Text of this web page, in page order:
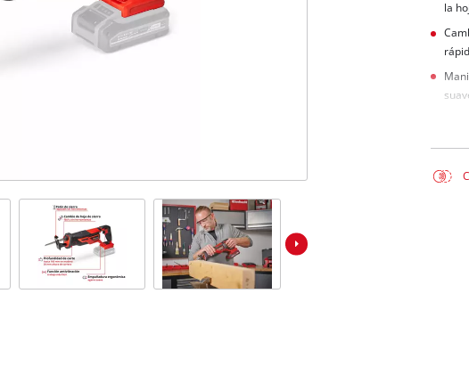
Todos los productos Power X-Change
Herramientas Power X-Change
Impacto y destornilladores
la